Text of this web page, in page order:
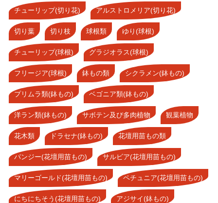
チューリップ(切り花) アルストロメリア(切り花)
切り葉 切り枝 球根類 ゆり(球根)
チューリップ(球根) グラジオラス(球根)
フリージア(球根) 鉢もの類 シクラメン(鉢もの)
プリムラ類(鉢もの) ベゴニア類(鉢もの)
洋ラン類(鉢もの) サボテン及び多肉植物 観葉植物
花木類 ドラセナ(鉢もの) 花壇用苗もの類
パンジー(花壇用苗もの) サルビア(花壇用苗もの)
マリーゴールド(花壇用苗もの) ペチュニア(花壇用苗もの)
にちにちそう(花壇用苗もの) アジサイ(鉢もの)